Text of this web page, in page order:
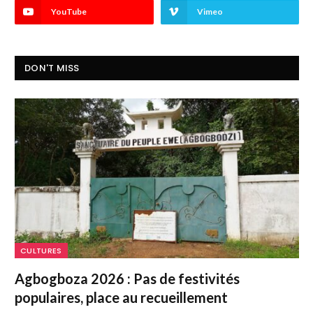
YouTube Vimeo
DON'T MISS
CULTURES
Agbogboza 2026 : Pas de festivités
populaires, place au recueillement